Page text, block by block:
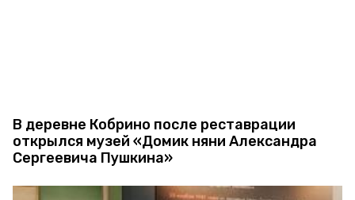
В деревне Кобрино после реставрации
открылся музей «Домик няни Александра
Сергеевича Пушкина»